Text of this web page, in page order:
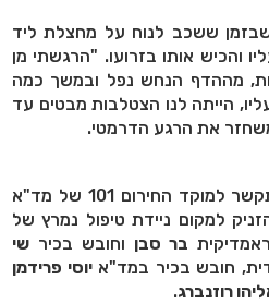
ששכב לנוח על מחצלת ליד
והכיש אותו בזרועו. "הרגשתי מן
מההדף הנחש נפל ובמשך כמה
הייתה לנו הצטלבות מבטים עד
את הרגע הדרמטי.
במהירות, אחד מהחברים התקשר למוקד החירום 101 של מד"א
למקום ניידת טיפול נמרץ של
בר סבןוחובש בכיר שי
חובש בכיר במד"איוסי פרידמן
רוזנברג.